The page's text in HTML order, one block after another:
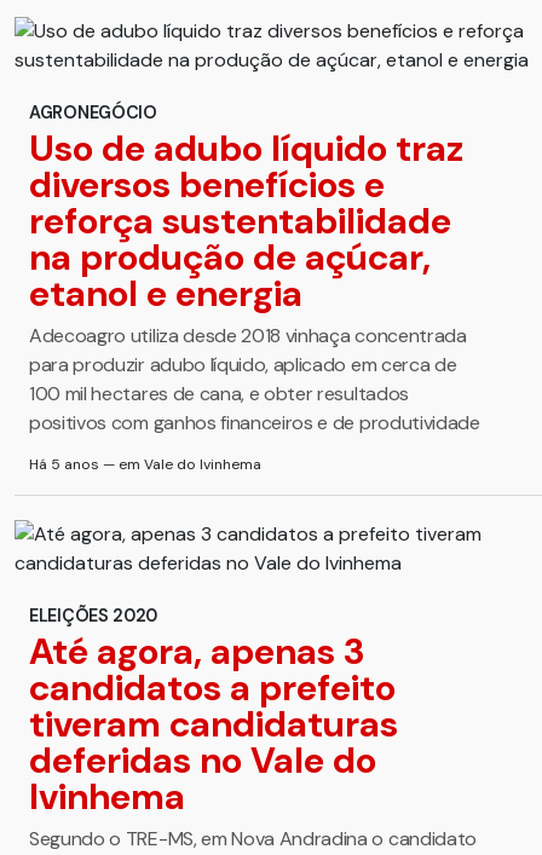
AGRONEGÓCIO
Uso de adubo líquido traz
diversos benefícios e
reforça sustentabilidade
na produção de açúcar,
etanol e energia
Adecoagro utiliza desde 2018 vinhaça concentrada
para produzir adubo líquido, aplicado em cerca de
100 mil hectares de cana, e obter resultados
positivos com ganhos financeiros e de produtividade
Há 5 anos — em Vale do Ivinhema
ELEIÇÕES 2020
Até agora, apenas 3
candidatos a prefeito
tiveram candidaturas
deferidas no Vale do
Ivinhema
Segundo o TRE-MS, em Nova Andradina o candidato